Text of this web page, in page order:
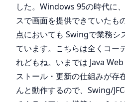
した。Windows 95の時代に
スで画面を提供できていたも
点においても Swingで業務シ
ています。こちらは全くコー
れどもね。いまでは Java
ストール・更新の仕組みが存
んと動作するので、Swing/